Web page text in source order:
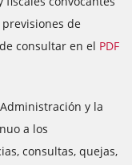
de
consultar en el PDF
y la
a los
consultas, quejas,